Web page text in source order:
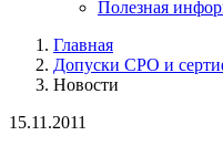
Полезная
Главная
Допуски СРО и
Новости
15.11.2011